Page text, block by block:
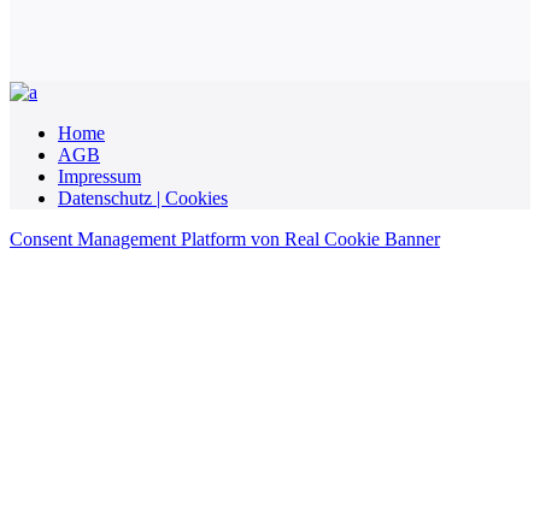
Home
AGB
Impressum
Datenschutz | Cookies
Consent Management Platform von Real Cookie Banner